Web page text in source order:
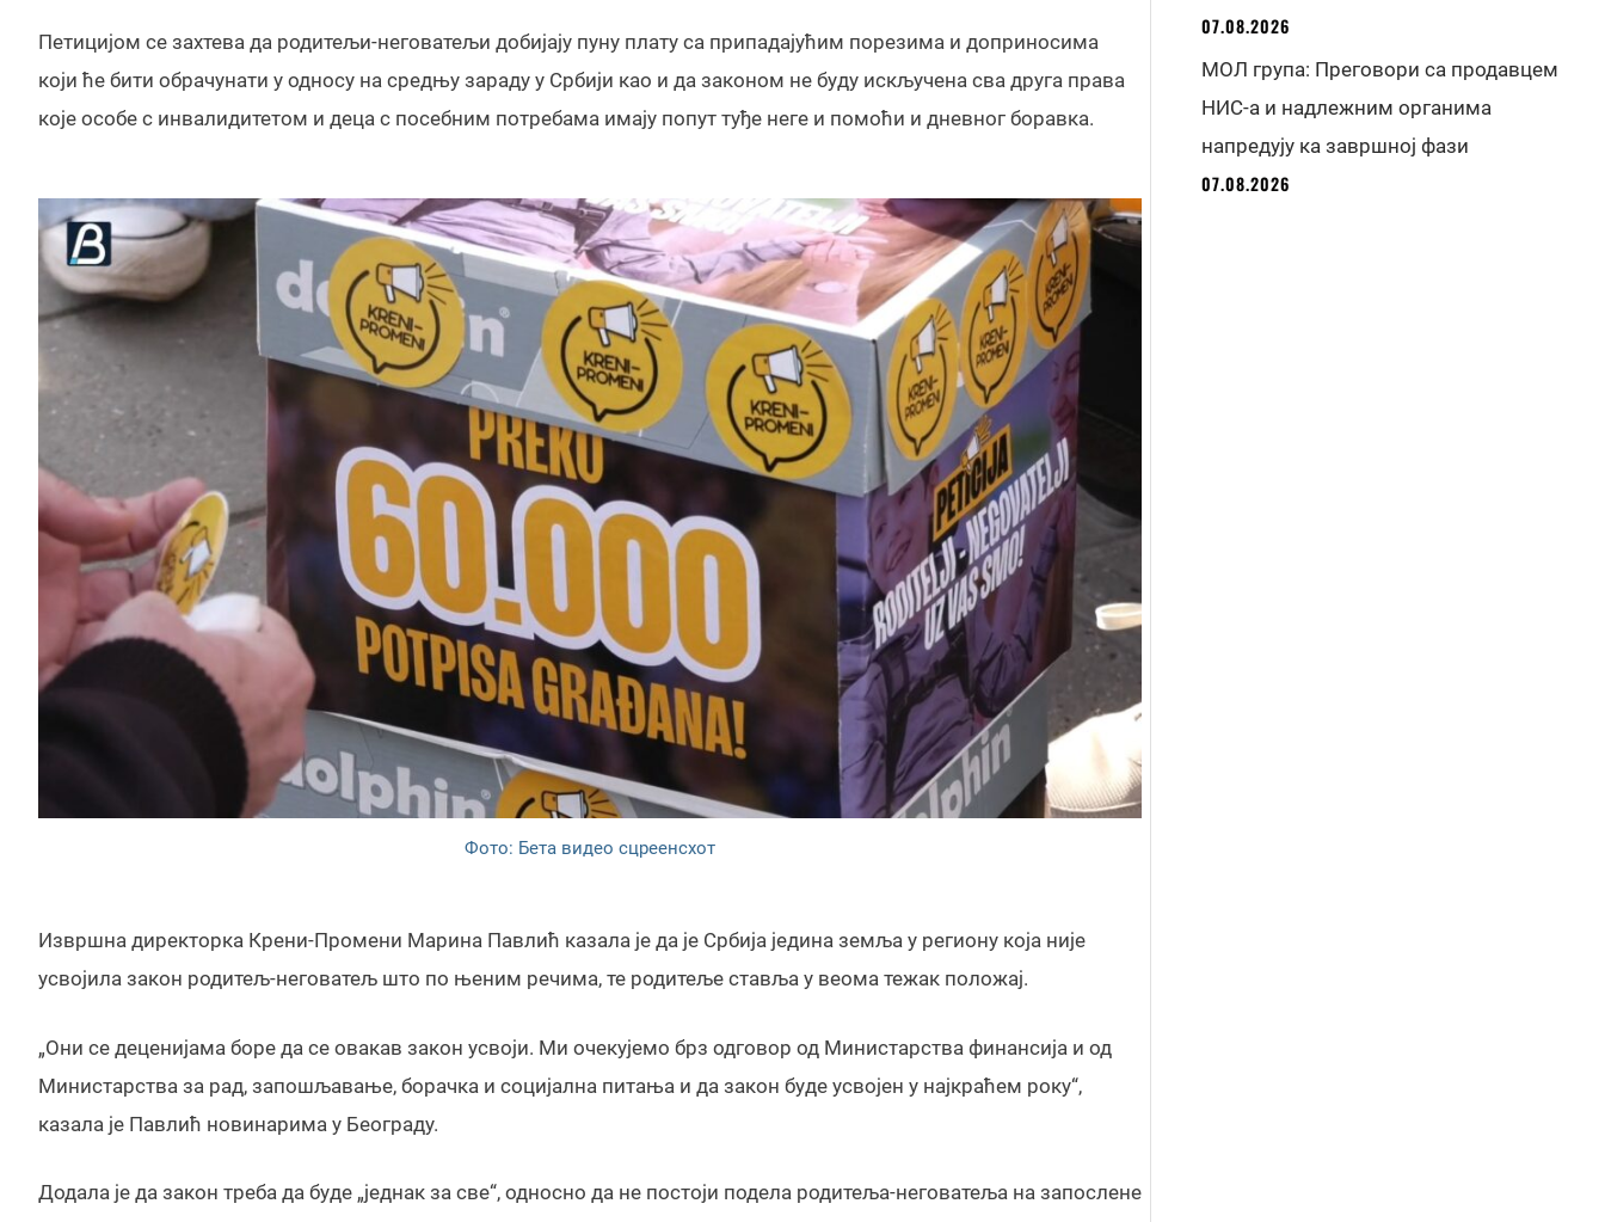
Петицијом се захтева да родитељи-неговатељи добијају пуну плату са припадајућим порезима и доприносима
који ће бити обрачунати у односу на средњу зараду у Србији као и да законом не буду искључена сва друга права
које особе с инвалидитетом и деца с посебним потребама имају попут туђе неге и помоћи и дневног боравка.
Фото: Бета видео сцреенсхот
Извршна директорка Крени-Промени Марина Павлић казала је да је Србија једина земља у региону која није
усвојила закон родитељ-неговатељ што по њеним речима, те родитеље ставља у веома тежак положај.
„Они се деценијама боре да се овакав закон усвоји. Ми очекујемо брз одговор од Министарства финансија и од
Министарства за рад, запошљавање, борачка и социјална питања и да закон буде усвојен у најкраћем року“,
казала је Павлић новинарима у Београду.
Додала је да закон треба да буде „једнак за све“, односно да не постоји подела родитеља-неговатеља на запослене
07.08.2026
МОЛ група: Преговори са продавцем
НИС-а и надлежним органима
напредују ка завршној фази
07.08.2026